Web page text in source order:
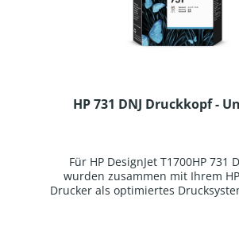
HP 731 DNJ Druckkopf -
Für HP DesignJet T1700HP 731
wurden zusammen mit Ihrem
Drucker als optimiertes